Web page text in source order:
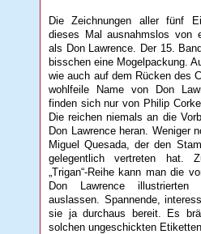
Die Zeichnungen aller fünf
dieses Mal ausnahmslos von
als Don Lawrence. Der 15.
bisschen eine Mogelpackung.
wie auch auf dem Rücken des
wohlfeile Name von Don
finden sich nur von Philip
Die reichen niemals an die
Don Lawrence heran. Weniger
Miguel Quesada, der den
gelegentlich vertreten hat.
„Trigan“-Reihe kann man die
Don Lawrence illustrierten
auslassen. Spannende,
sie ja durchaus bereit. Es
solchen ungeschickten